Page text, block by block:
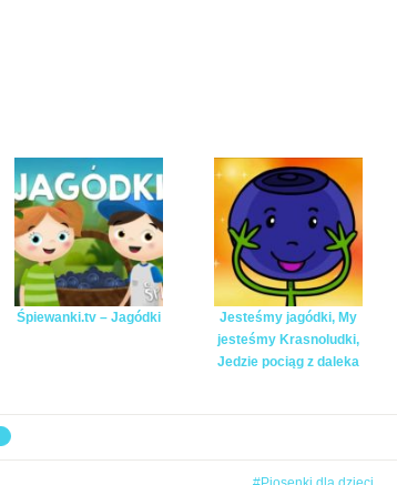
Śpiewanki.tv – Jagódki
Jesteśmy jagódki, My
jesteśmy Krasnoludki,
Jedzie pociąg z daleka